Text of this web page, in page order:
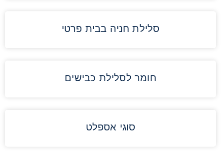
סלילת חניה בבית פרטי
חומר לסלילת כבישים
סוגי אספלט